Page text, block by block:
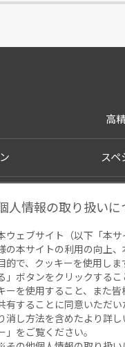
高
スペ
ー ウェブアクセシビ
人情報の取り扱いに
ウェブサイト（以下「本
の本サイトの利用の向上
的で、クッキーを使用し
」ボタンをクリックする
ーを使用すること、また
有することに同意いただ
消し方法を含めたより詳し
」をご覧ください。